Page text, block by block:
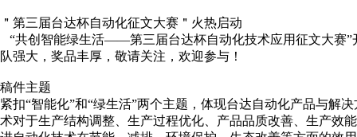
＂第三届台达杯自动化征文大赛＂火热启动
“共创智能绿生活——第三届台达杯自动化技术应用征文大赛”
队强大，奖品丰厚，敬请关注，欢迎参与！
稿件主题
紧扣“智能化”和“绿生活”两个主题，体现台达自动化产品与解
术对于生产结构调整、生产过程优化、产品品质改善、生产效